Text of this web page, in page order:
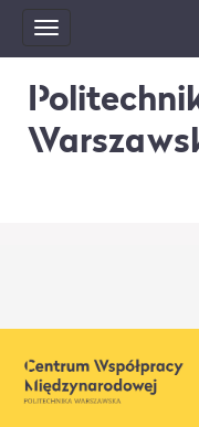
Toggle
navigation